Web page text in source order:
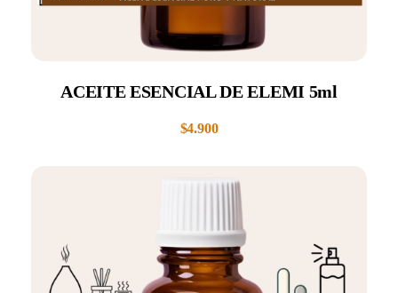
ACEITE ESENCIAL DE ELEMI 5ml
$4.900